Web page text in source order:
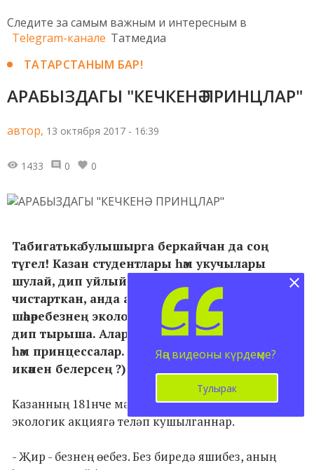
Следите за самым важным и интересным в
Telegram-канале Татмедиа
ТАТАРСТАНЫМ БАР!
АРАБЫЗДАГЫ "КЕЧКЕНӘ ПРИНЦЛАР"
автор, 13 октября 2017 - 16:39
1433 0 0
Табигатькә булышырга беркайчан да соң
түгел! Казан студентлары һәм укучылары
шулай, дип уйлый. Бүген Казансу ярын
чистарткан, анда агачлар утырткан яшьләр
шәһәребезнең экологиясе югары дәрәҗәдә булсын,
дип тырыша. Алар - чып-чын кечкенә принц
һәм принцессалар. (Язма ахырында ник
икәнен белерсең ?)
Казанның 181нче мәктәбе укучылары да бу
экологик акциягә теләп кушылганнар.
- Җир - безнең өебез. Без биредә яшибез, аның
Яңа видеоны күрдеңме?
Тулырак